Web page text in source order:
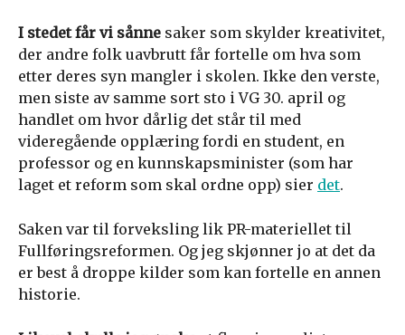
I stedet får vi sånne saker som skylder kreativitet,
der andre folk uavbrutt får fortelle om hva som
etter deres syn mangler i skolen. Ikke den verste,
men siste av samme sort sto i VG 30. april og
handlet om hvor dårlig det står til med
videregående opplæring fordi en student, en
professor og en kunnskapsminister (som har
laget et reform som skal ordne opp) sier det.
Saken var til forveksling lik PR-materiellet til
Fullføringsreformen. Og jeg skjønner jo at det da
er best å droppe kilder som kan fortelle en annen
historie.